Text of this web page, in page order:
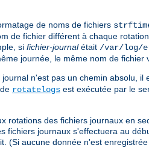
de noms de fichiers
de fichier différent à chaque
si fichier-journalétait /var/log/
journée, le même nom de
n'est pas un chemin absolu, il
rotatelogs est exécutée par le
rotations des fichiers journaux en
fichiers journaux s'effectuera au
(Si aucune donnée n'est